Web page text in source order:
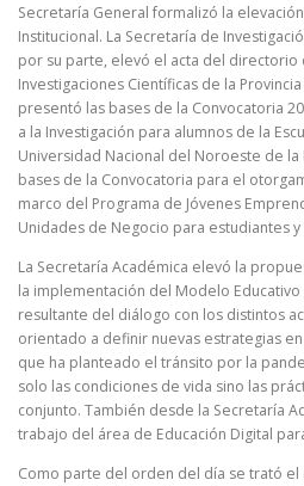
Secretaría General formalizó la
Institucional. La Secretaría de
por su parte, elevó el acta del directorio
Investigaciones Científicas de la
presentó las bases de la Convocatoria
a la Investigación para alumnos de la
Universidad Nacional del Noroeste de la
bases de la Convocatoria para el
marco del Programa de Jóvenes
Unidades de Negocio para estudiantes
La Secretaría Académica elevó la
la implementación del Modelo Educativo
resultante del diálogo con los distintos
orientado a definir nuevas estrategias
que ha planteado el tránsito por la
solo las condiciones de vida sino las
conjunto. También desde la Secretaría
trabajo del área de Educación Digital
Como parte del orden del día se trató